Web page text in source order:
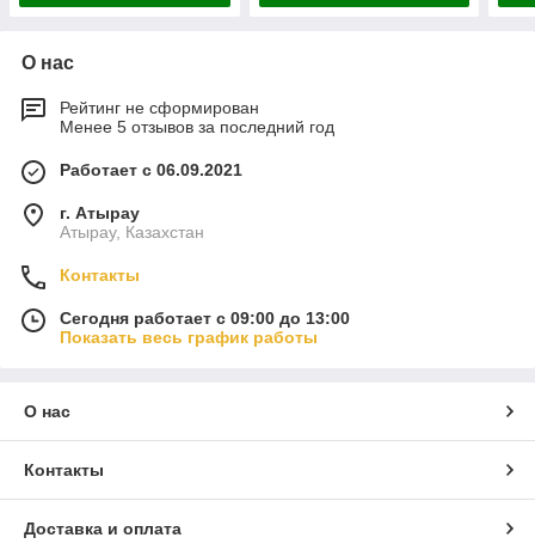
О нас
Рейтинг не сформирован
Менее 5 отзывов за последний год
Работает с 06.09.2021
г. Атырау
Атырау, Казахстан
Контакты
Сегодня работает с 09:00 до 13:00
Показать весь график работы
О нас
Контакты
Доставка и оплата